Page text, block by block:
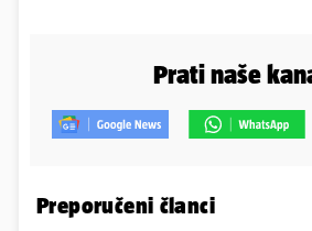
Prati naše
Preporučeni članci